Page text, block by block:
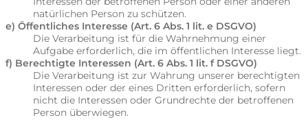
natürlichen Person zu schützen.
e) Öffentliches Interesse (Art. 6 Abs. 1 lit. e DSGVO)
Die Verarbeitung ist für die Wahrnehmung einer
Aufgabe erforderlich, die im öffentlichen Interesse liegt.
f) Berechtigte Interessen (Art. 6 Abs. 1 lit. f DSGVO)
Die Verarbeitung ist zur Wahrung unserer berechtigten
Interessen oder der eines Dritten erforderlich, sofern
nicht die Interessen oder Grundrechte der betroffenen
Person überwiegen.